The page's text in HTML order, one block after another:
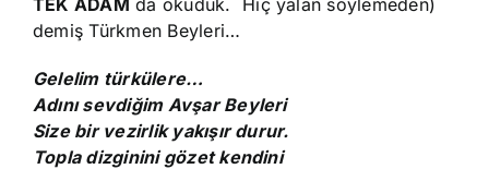
TEK ADAM da okuduk. Hiç yalan söylemeden)
demiş Türkmen Beyleri…
Gelelim türkülere…
Adını sevdiğim Avşar Beyleri
Size bir vezirlik yakışır durur.
Topla dizginini gözet kendini